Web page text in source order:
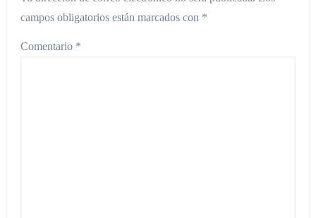
campos obligatorios están marcados con *
Comentario *